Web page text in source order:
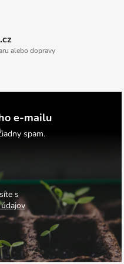
alebo dopravy
e-mailu
spam.
s